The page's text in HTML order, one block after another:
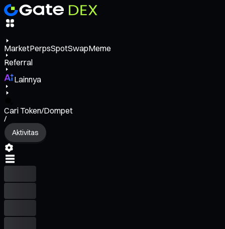
MarketPerpsSpotSwapMeme
Referral
Lainnya
Cari Token/Dompet
/
Aktivitas